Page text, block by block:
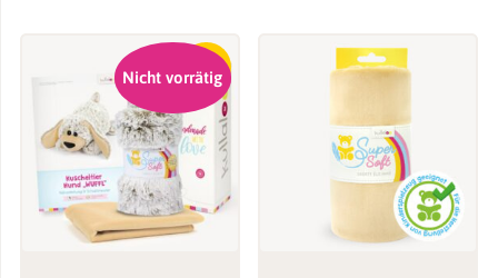
-16%
Nicht vorrätig